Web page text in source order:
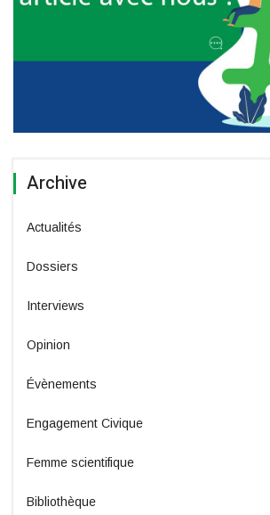
Archive
Actualités
Dossiers
Interviews
Opinion
Évènements
Engagement Civique
Femme scientifique
Bibliothèque